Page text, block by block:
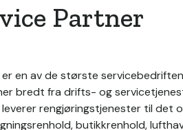
Partner
en av de største
bredt fra drifts- og
leverer rengjøringstjenester til det
butikkrenhold,